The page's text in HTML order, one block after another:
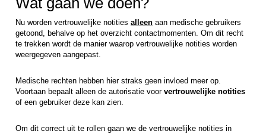
Nu worden vertrouwelijke notities alleen aan medische gebruikers
getoond, behalve op het overzicht contactmomenten. Om dit recht
te trekken wordt de manier waarop vertrouwelijke notities worden
weergegeven aangepast.
Medische rechten hebben hier straks geen invloed meer op.
Voortaan bepaalt alleen de autorisatie voor vertrouwelijke notities
of een gebruiker deze kan zien.
Om dit correct uit te rollen gaan we de vertrouwelijke notities in